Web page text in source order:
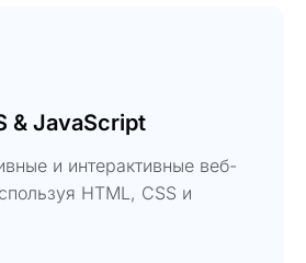
& JavaScript
и интерактивные веб-
HTML, CSS и